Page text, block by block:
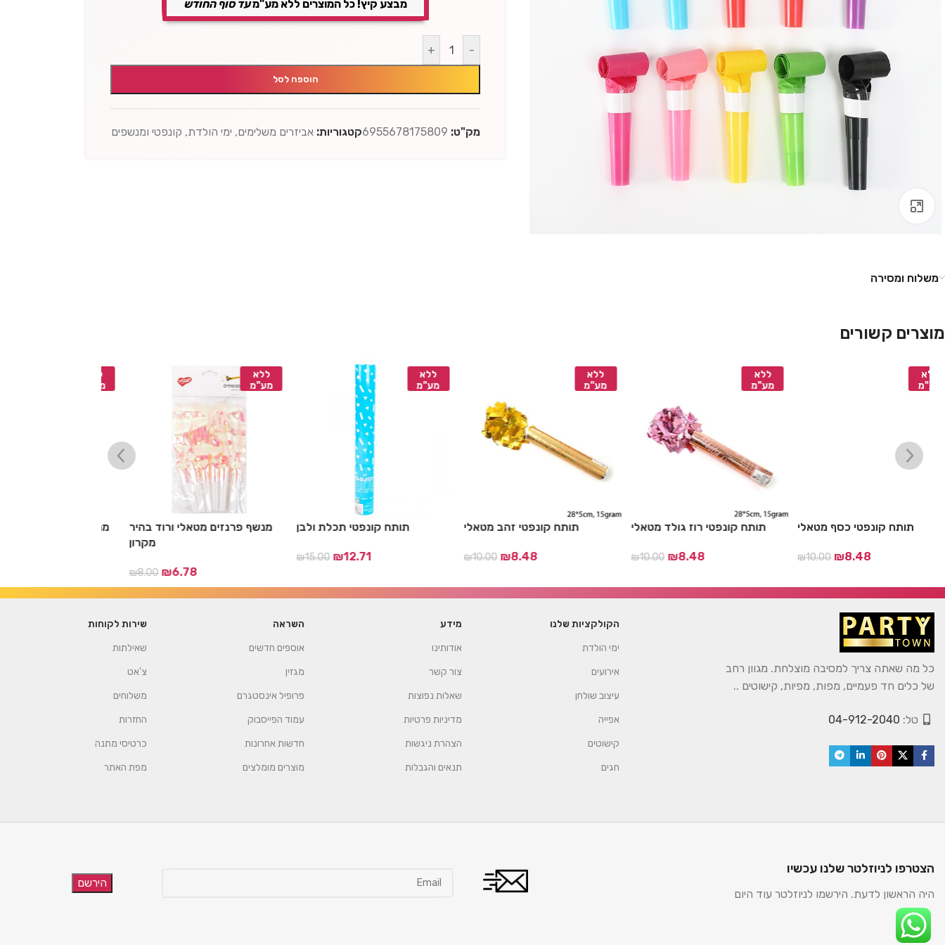
מבצע קיץ! כל המוצרים ללא מע"מעד סוף החודש
-
+
הוספה לסל
מק"ט: 6955678175809קטגוריות: אביזרים משלימים, ימי הולדת, קונפטי ומנשפים
משלוח ומסירה
מוצרים קשורים
ללא
מע"מ
מנשף פרנזים מטאלי ורוד בהיר
8.00 ₪6.78
תותח קונפטי תכלת ולבן
15.00 ₪12.71
תותח קונפטי זהב מטאלי
10.00 ₪8.48
תותח קונפטי רוז גולד מטאלי
10.00 ₪8.48
תותח קונפטי כסף מטאלי
10.00 ₪8.48
כל מה שאתה צריך למסיבה מוצלחת. מגוון רחב
של כלים חד פעמיים, מפות, מפיות, קישוטים ..
טל: 04-912-2040
הקולקציות שלנו
ימי הולדת
אירועים
עיצוב שולחן
אפייה
קישוטים
חגים
מידע
אודותינו
צור קשר
שאלות נפוצות
מדיניות פרטיות
הצהרת ניגשות
תנאים והגבלות
השראה
אוספים חדשים
מגזין
פרופיל אינסטגרם
עמוד הפייסבוק
חדשות אחרונות
מוצרים מומלצים
שירות לקוחות
שאילתות
צ'אט
משלוחים
החזרות
כרטיסי מתנה
מפת האתר
הצטרפו לניוזלטר שלנו עכשיו
היה הראשון לדעת. הירשמו לניוזלטר עוד היום
הירשם